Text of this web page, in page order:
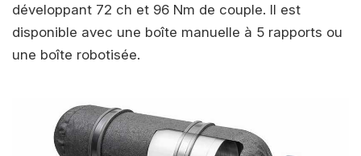
développant 72 ch et 96 Nm de couple. Il est
disponible avec une boîte manuelle à 5 rapports ou
une boîte robotisée.